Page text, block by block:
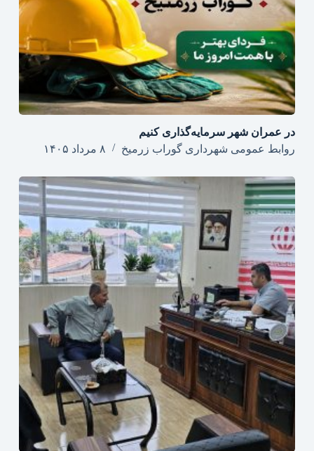
در عمران شهر سرمایه‌گذاری کنیم
روابط عمومی شهرداری گوراب زرمیخ
۸ مرداد ۱۴۰۵